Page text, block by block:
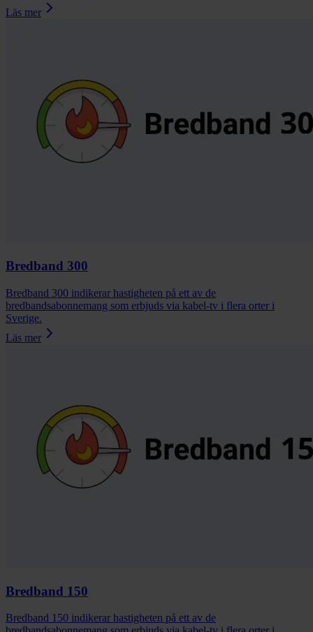
Läs mer
Bredband 300
Bredband 300 indikerar hastigheten på ett av de
bredbandsabonnemang som erbjuds via kabel-tv i flera orter i
Sverige.
Läs mer
Bredband 150
Bredband 150 indikerar hastigheten på ett av de